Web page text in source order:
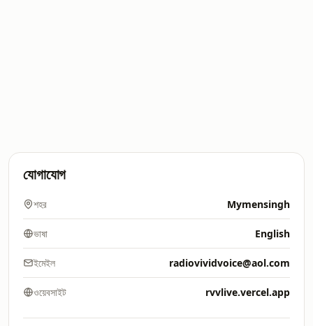
যোগাযোগ
শহর Mymensingh
ভাষা English
ইমেইল radiovividvoice@aol.com
ওয়েবসাইট rvvlive.vercel.app